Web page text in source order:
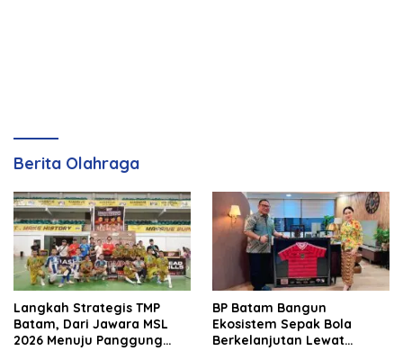
Berita Olahraga
Langkah Strategis TMP
Batam, Dari Jawara MSL
2026 Menuju Panggung
BP Batam Bangun
Ekosistem Sepak Bola
Berkelanjutan Lewat